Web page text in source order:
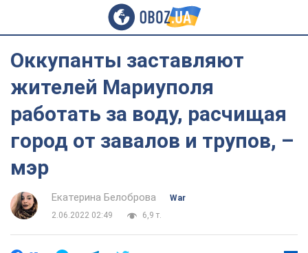
Оккупанты заставляют
жителей Мариуполя
работать за воду, расчищая
город от завалов и трупов, –
мэр
Екатерина Белоброва
War
2.06.2022 02:49
6,9 т.